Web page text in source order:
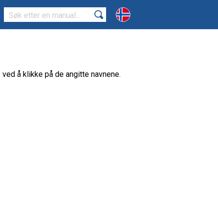
å klikke på de angitte navnene.